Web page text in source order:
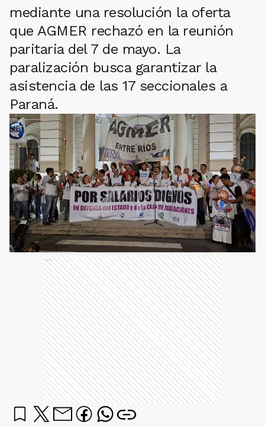
mediante una resolución la oferta
que AGMER rechazó en la reunión
paritaria del 7 de mayo. La
paralización busca garantizar la
asistencia de las 17 seccionales a
Paraná.
Ads